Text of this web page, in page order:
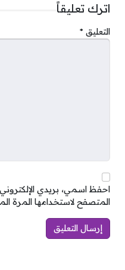
اترك تعليقاً
التعليق *
احفظ اسمي، بريدي
المتصفح لاستخدامها المرة